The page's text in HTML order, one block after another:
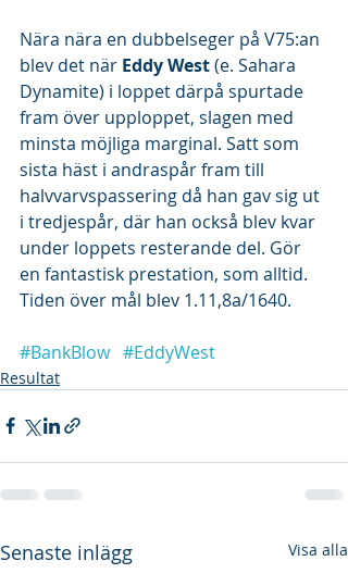
Nära nära en dubbelseger på V75:an
blev det när Eddy West (e. Sahara
Dynamite) i loppet därpå spurtade
fram över upploppet, slagen med
minsta möjliga marginal. Satt som
sista häst i andraspår fram till
halvvarvspassering då han gav sig ut
i tredjespår, där han också blev kvar
under loppets resterande del. Gör
en fantastisk prestation, som alltid.
Tiden över mål blev 1.11,8a/1640.
#BankBlow #EddyWest
Resultat
Senaste inlägg Visa alla